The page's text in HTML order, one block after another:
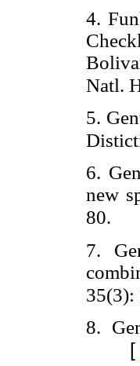
4.
Natl.
5.
6.
new
80.
7.
35(3):
8.
[